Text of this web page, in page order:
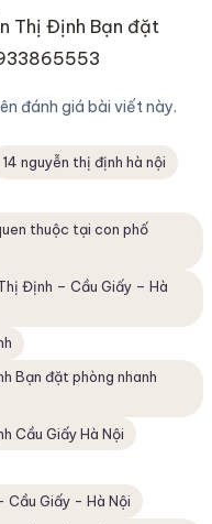
Thị Định Bạn đặt
đánh giá bài viết này.
14 nguyễn thị định hà nội
thuộc tại con phố
Định – Cầu Giấy – Hà
Bạn đặt phòng nhanh
Cầu Giấy Hà Nội
Cầu Giấy - Hà Nội